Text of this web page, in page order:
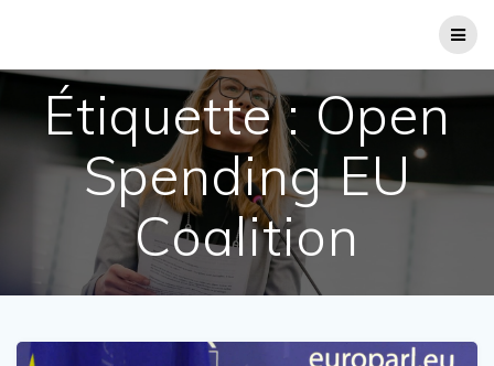
Étiquette :Open
Spending EU
Coalition